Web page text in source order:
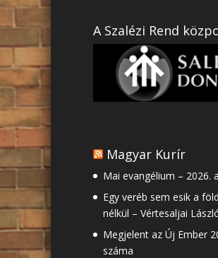
A Szalézi Rend
Magyar Kurír
Mai evangélium – 2026.
Egy veréb sem esik a
nélkül – Vértesaljai
Megjelent az Új Ember
száma